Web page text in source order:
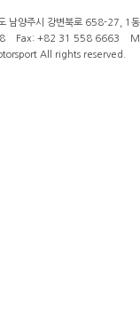
남양주시 강변북로 658-27,
Fax: +82 31 558 6663
All rights reserved.